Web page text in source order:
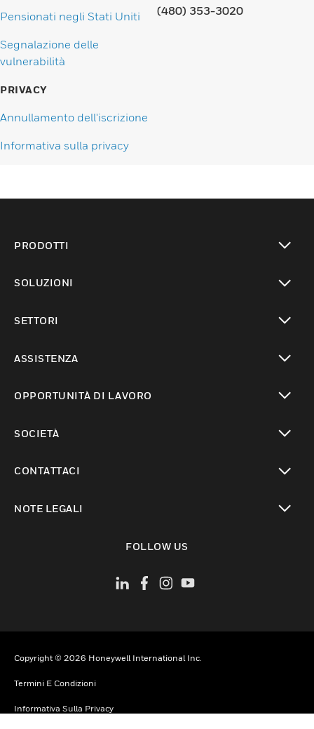
Pensionati negli Stati Uniti
Segnalazione delle
vulnerabilità
(480) 353-3020
PRIVACY
Annullamento dell'iscrizione
Informativa sulla privacy
PRODOTTI
SOLUZIONI
SETTORI
ASSISTENZA
OPPORTUNITÀ DI LAVORO
SOCIETÀ
CONTATTACI
NOTE LEGALI
FOLLOW US
Copyright © 2026 Honeywell International Inc.
Termini E Condizioni
Informativa Sulla Privacy